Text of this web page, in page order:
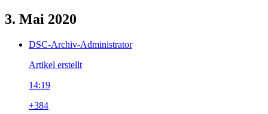
3. Mai 2020
DSC-Archiv-Administrator
Artikel erstellt
14:19
+384